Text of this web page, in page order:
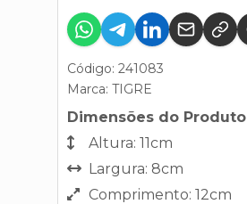
Código: 241083
Marca: TIGRE
Dimensões do Produto
Altura: 11cm
Largura: 8cm
Comprimento: 12cm